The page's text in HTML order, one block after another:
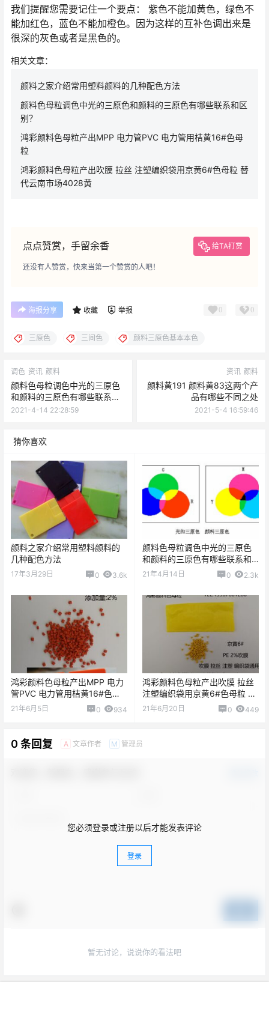
我们提醒您需要记住一个要点： 紫色不能加黄色，绿色不
能加红色，蓝色不能加橙色。因为这样的互补色调出来是
很深的灰色或者是黑色的。
相关文章：
颜料之家介绍常用塑料颜料的几种配色方法
颜料色母粒调色中光的三原色和颜料的三原色有哪些联系和区
别？
鸿彩颜料色母粒产出MPP 电力管PVC 电力管用桔黄16#色母
粒
鸿彩颜料色母粒产出吹膜 拉丝 注塑编织袋用京黄6#色母粒 替
代云南市场4028黄
点点赞赏，手留余香 给TA打赏
还没有人赞赏，快来当第一个赞赏的人吧！
海报分享 收藏 举报 0 0
三原色 三间色 颜料三原色基本本色
调色 资讯 颜料
颜料色母粒调色中光的三原色
和颜料的三原色有哪些联系和
区别？
2021-4-14 22:28:59
资讯 颜料
颜料黄191 颜料黄83这两个产
品有哪些不同之处
2021-5-4 16:59:46
猜你喜欢
颜料之家介绍常用塑料颜料的
几种配色方法
17年3月29日 0 3.6k
颜料色母粒调色中光的三原色
和颜料的三原色有哪些联系和
区别？
21年4月14日 0 2.3k
鸿彩颜料色母粒产出MPP 电力
管PVC 电力管用桔黄16#色母
粒
21年6月5日 0 934
鸿彩颜料色母粒产出吹膜 拉丝
注塑编织袋用京黄6#色母粒 替
代云南市场4028黄
21年6月20日 0 449
0 条回复 A 文章作者 M 管理员
您必须登录或注册以后才能发表评论
登录
暂无讨论，说说你的看法吧